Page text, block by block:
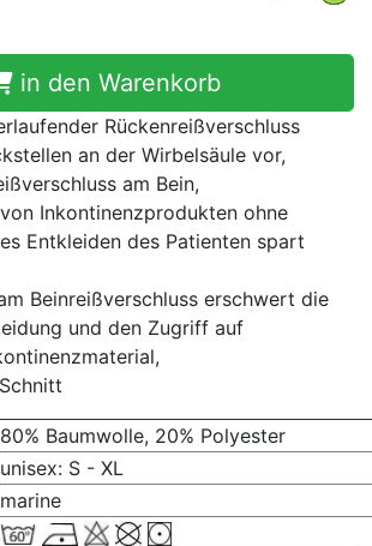
in den Warenkorb
Rückenreißverschluss
an der Wirbelsäule vor,
am Bein,
Inkontinenzprodukten ohne
Entkleiden des Patienten spart
Beinreißverschluss erschwert die
und den Zugriff auf
80% Baumwolle, 20% Polyester
unisex: S - XL
marine